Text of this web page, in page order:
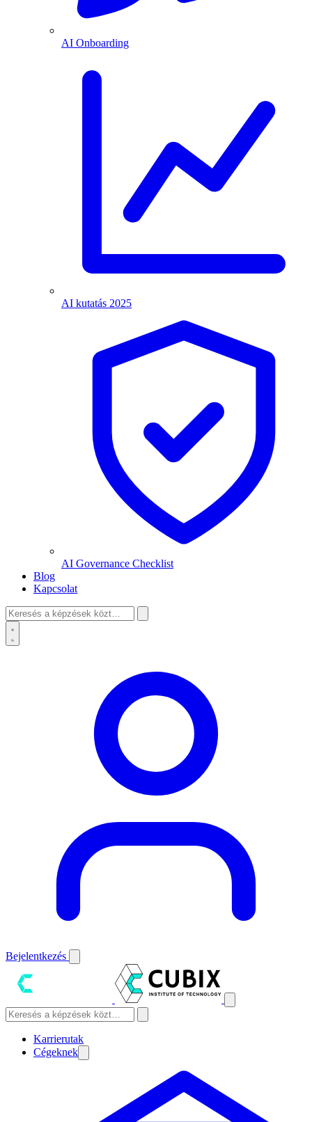
AI Onboarding
AI kutatás 2025
AI Governance Checklist
Blog
Kapcsolat
Bejelentkezés
Karrierutak
Cégeknek